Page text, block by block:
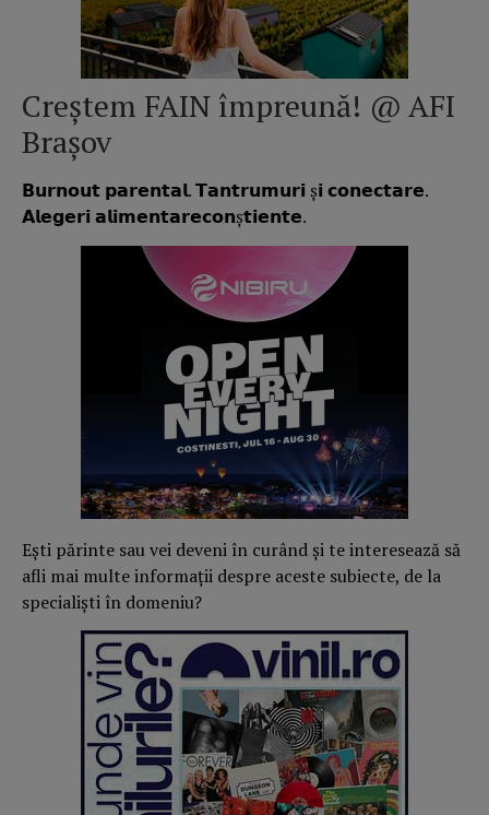
Creștem FAIN împreună! @ AFI
Brașov
𝗕𝘂𝗿𝗻𝗼𝘂𝘁 𝗽𝗮𝗿𝗲𝗻𝘁𝗮𝗹. 𝗧𝗮𝗻𝘁𝗿𝘂𝗺𝘂𝗿𝗶 ș𝗶 𝗰𝗼𝗻𝗲𝗰𝘁𝗮𝗿𝗲.
𝗔𝗹𝗲𝗴𝗲𝗿𝗶 𝗮𝗹𝗶𝗺𝗲𝗻𝘁𝗮𝗿𝗲𝗰𝗼𝗻ș𝘁𝗶𝗲𝗻𝘁𝗲.
Ești părinte sau vei deveni în curând și te interesează să
afli mai multe informații despre aceste subiecte, de la
specialiști în domeniu?